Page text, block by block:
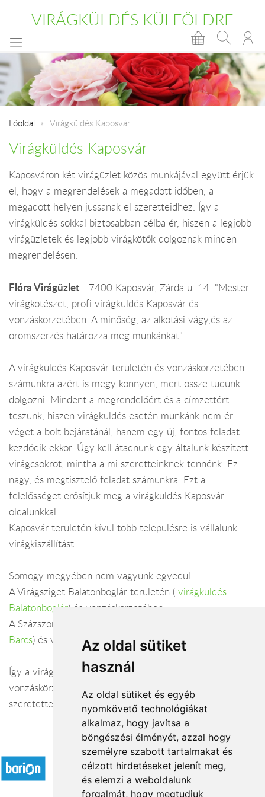
Az oldal sütiket
használ
Az oldal sütiket és egyéb
nyomkövető technológiákat
alkalmaz, hogy javítsa a
böngészési élményét, azzal hogy
személyre szabott tartalmakat és
célzott hirdetéseket jelenít meg,
és elemzi a weboldalunk
forgalmát, hogy megtudjuk
VIRÁGKÜLDÉS KÜLFÖLDRE
Főoldal Virágküldés Kaposvár
Virágküldés Kaposvár
Kaposváron két virágüzlet közös munkájával együtt érjük
el, hogy a megrendelések a megadott időben, a
megadott helyen jussanak el szeretteidhez. Így a
virágküldés sokkal biztosabban célba ér, hiszen a legjobb
virágüzletek és legjobb virágkötők dolgoznak minden
megrendelésen.
Flóra Virágüzlet - 7400 Kaposvár, Zárda u. 14. "Mester
virágkötészet, profi virágküldés Kaposvár és
vonzáskörzetében. A minőség, az alkotási vágy,és az
örömszerzés határozza meg munkánkat"
A virágküldés Kaposvár területén és vonzáskörzetében
számunkra azért is megy könnyen, mert össze tudunk
dolgozni. Mindent a megrendelőért és a címzettért
teszünk, hiszen virágküldés esetén munkánk nem ér
véget a bolt bejáratánál, hanem egy új, fontos feladat
kezdődik ekkor. Úgy kell átadnunk egy általunk készített
virágcsokrot, mintha a mi szeretteinknek tennénk. Ez
nagy, és megtisztelő feladat számunkra. Ezt a
felelősséget erősítjük meg a virágküldés Kaposvár
oldalunkkal.
Kaposvár területén kívül több településre is vállalunk
virágkiszállítást.
Somogy megyében nem vagyunk egyedül:
A Virágsziget Balatonboglár területén ( virágküldés
Balatonboglár) és vonzáskörzetében.
A Százszorszép virágbolt Barcs területén (
Barcs) és vonzáskörzetében.
Így a virágküldés Somogy megye városaiban és azok
vonzáskörzetében is gond nélkül megoldható. Várjuk
szeretettel webáruházunkban!
Elfogadott fizetési módok